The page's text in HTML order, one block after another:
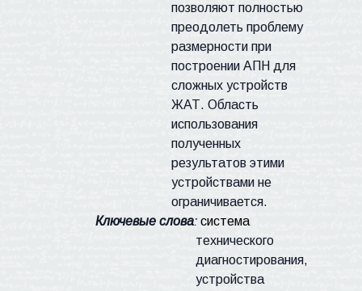
позволяют полностью
преодолеть проблему
размерности при
построении АПН для
сложных устройств
ЖАТ. Область
использования
полученных
результатов этими
устройствами не
ограничивается.
Ключевые слова:система
технического
диагностирования,
устройства